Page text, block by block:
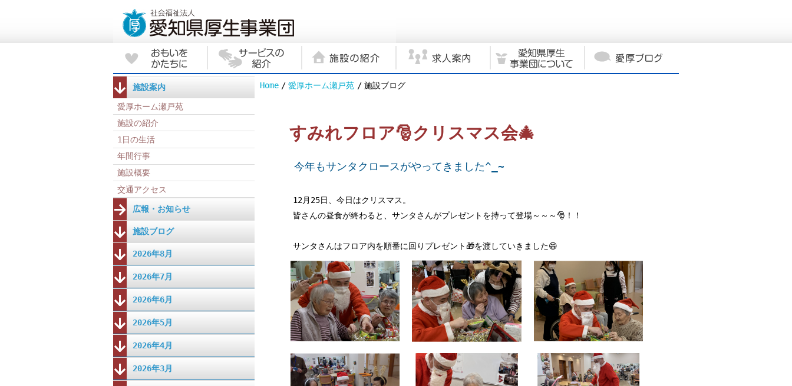
Home 愛厚ホーム瀬戸苑 施設ブログ
すみれフロア🎅クリスマス会🎄
今年もサンタクロースがやってきました^_~
12月25日、今日はクリスマス。
皆さんの昼食が終わると、サンタさんがプレゼントを持って登場～～～🎅！！
サンタさんはフロア内を順番に回りプレゼント🎁を渡していきました😄
施設案内
愛厚ホーム瀬戸苑
施設の紹介
1日の生活
年間行事
施設概要
交通アクセス
広報・お知らせ
施設ブログ
2026年8月
2026年7月
2026年6月
2026年5月
2026年4月
2026年3月